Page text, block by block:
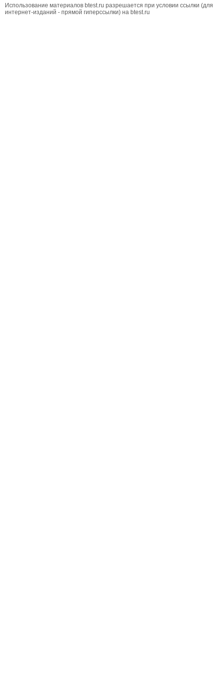
Использование материалов btest.ru разрешается при условии ссылки (для
интернет-изданий - прямой гиперссылки) на btest.ru